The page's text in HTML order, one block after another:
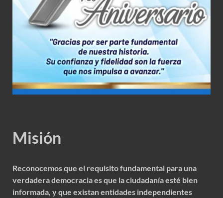
Misión
Reconocemos que el requisito fundamental para una
verdadera democracia es que la ciudadanía esté bien
informada, y que existan entidades independientes